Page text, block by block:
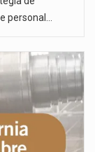
personal…